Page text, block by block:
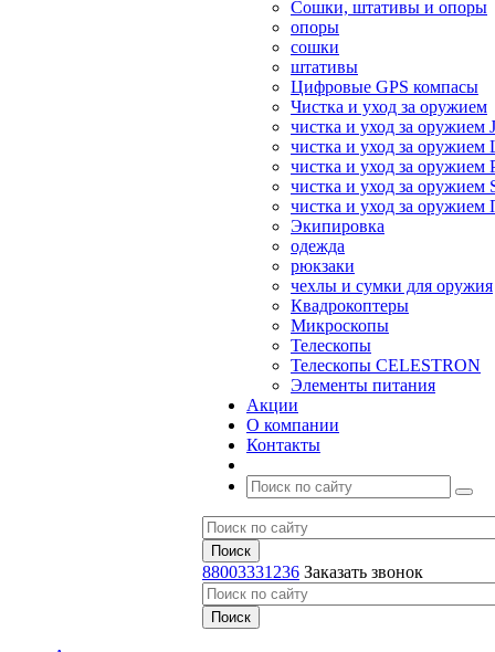
Сошки, штативы и опоры
опоры
сошки
штативы
Цифровые GPS компасы
Чистка и уход за оружием
чистка и уход за оружием
чистка и уход за оружием
чистка и уход за оружием
чистка и уход за оружием
чистка и уход за
Экипировка
одежда
рюкзаки
чехлы и сумки для оружия
Квадрокоптеры
Микроскопы
Телескопы
Телескопы CELESTRON
Элементы питания
Акции
О компании
Контакты
88003331236 Заказать звонок